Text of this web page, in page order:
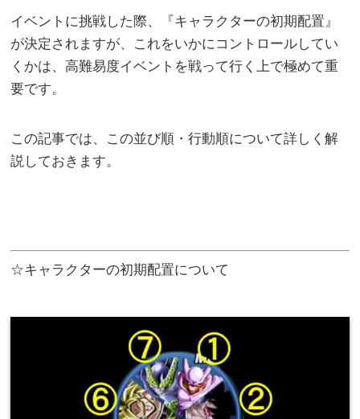
イベントに挑戦した際、『キャラクターの初期配置』
が決定されますが、これをいかにコントロールしてい
くかは、高難易度イベントを戦って行く上で極めて重
要です。
この記事では、この並び順・行動順について詳しく解
説しておきます。
☆キャラクターの初期配置について